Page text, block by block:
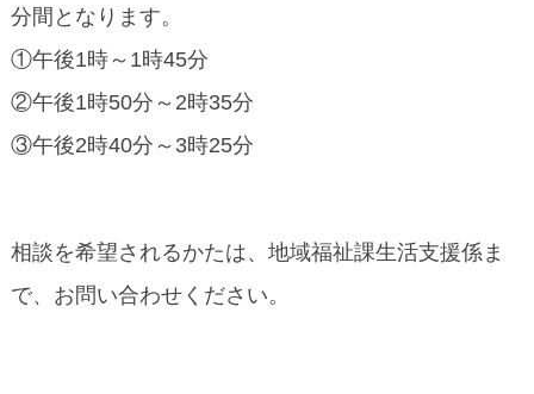
分間となります。
①午後1時～1時45分
②午後1時50分～2時35分
③午後2時40分～3時25分
相談を希望されるかたは、地域福祉課生活支援係ま
で、お問い合わせください。